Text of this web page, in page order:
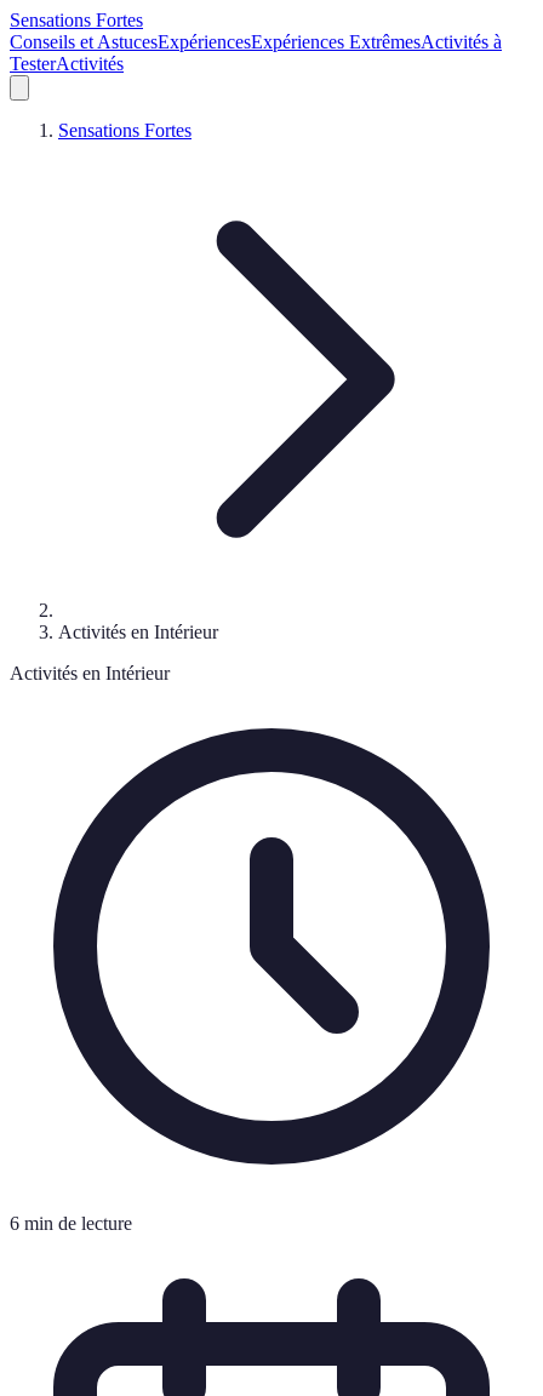
Sensations Fortes
Conseils et AstucesExpériencesExpériences ExtrêmesActivités à
TesterActivités
Sensations Fortes
Activités en Intérieur
Activités en Intérieur
6 min de lecture